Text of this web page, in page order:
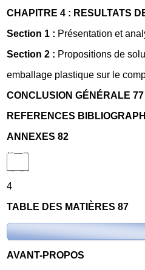
CHAPITRE 4 : RESULTATS
Section 1 : Présentation et
Section 2 : Propositions de
emballage plastique sur le
CONCLUSION GÉNÉRALE 77
REFERENCES
ANNEXES 82
4
TABLE DES MATIÈRES 87
AVANT-PROPOS